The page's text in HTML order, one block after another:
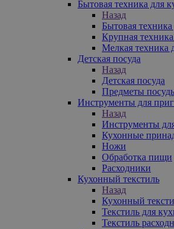
Бытовая техника для
Назад
Бытовая
Крупная
Мелкая техника
Детская посуда
Назад
Детская посуда
Предметы
Инструменты для
Назад
Инструменты
Кухонные
Ножи
Обработка пищи
Расходники
Кухонный текстиль
Назад
Кухонный
Текстиль для
Текстиль